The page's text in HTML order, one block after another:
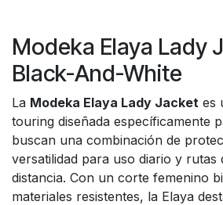
Modeka Elaya Lady
Black-And-White
La Modeka Elaya Lady Jacket es
touring diseñada específicamente
buscan una combinación de
versatilidad para uso diario y rutas
distancia. Con un corte femenino
materiales resistentes, la Elaya